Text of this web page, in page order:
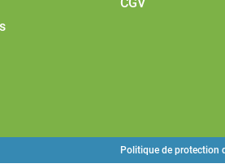
Politique de protection